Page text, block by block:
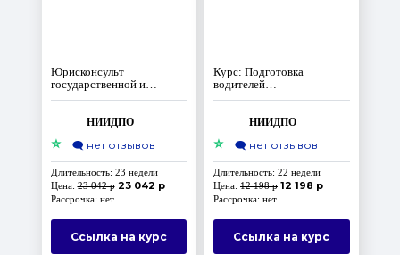
Юрисконсульт
государственной и
муниципальной службы
НИИДПО
⭐ 🗨️ нет отзывов
Длительность: 23 недели
Цена:23 042 р 23 042 р
Рассрочка: нет
Ссылка на курс
Курс: Подготовка
водителей
автотранспортных
НИИДПО
⭐ 🗨️ нет отзывов
Длительность: 22 недели
Цена: 12 198 р 12 198 р
Рассрочка: нет
Ссылка на курс